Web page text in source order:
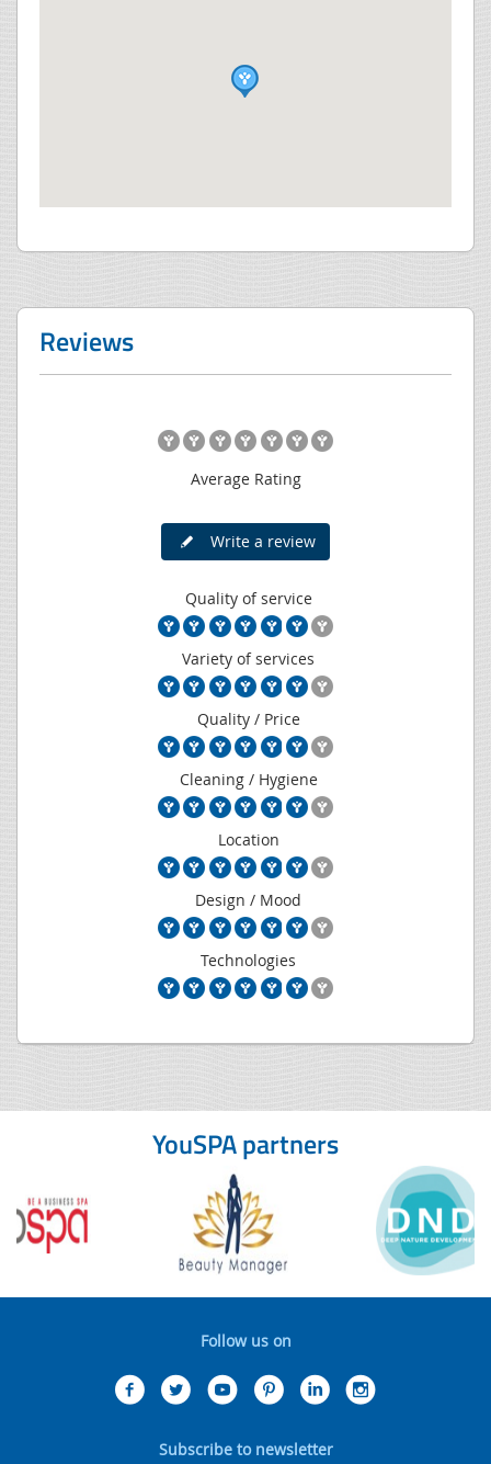
Reviews
Average Rating
Write a review
Quality of service
Variety of services
Quality / Price
Cleaning / Hygiene
Location
Design / Mood
Technologies
YouSPA partners
Follow us on
Subscribe to newsletter